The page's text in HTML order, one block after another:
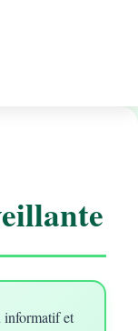
informatif et